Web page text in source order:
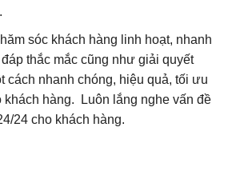
sóc khách hàng linh hoạt, nhanh
thắc mắc cũng như giải quyết
cách nhanh chóng, hiệu quả, tối ưu
khách hàng. Luôn lắng nghe vấn đề
24 cho khách hàng.